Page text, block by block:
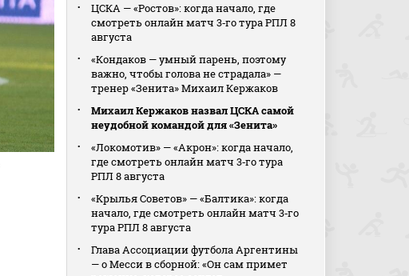
ЦСКА — «Ростов»: когда начало, где
смотреть онлайн матч 3‑го тура РПЛ 8
августа
«Кондаков — умный парень, поэтому
важно, чтобы голова не страдала» —
тренер «Зенита» Михаил Кержаков
Михаил Кержаков назвал ЦСКА самой
неудобной командой для «Зенита»
«Локомотив» — «Акрон»: когда начало,
где смотреть онлайн матч 3‑го тура
РПЛ 8 августа
«Крылья Советов» — «Балтика»: когда
начало, где смотреть онлайн матч 3‑го
тура РПЛ 8 августа
Глава Ассоциации футбола Аргентины
— о Месси в сборной: «Он сам примет